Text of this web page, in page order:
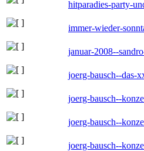
hitparadies-party-
immer-wieder-
januar-2008--
joerg-bausch--das-
joerg-bausch--
joerg-bausch--
joerg-bausch--